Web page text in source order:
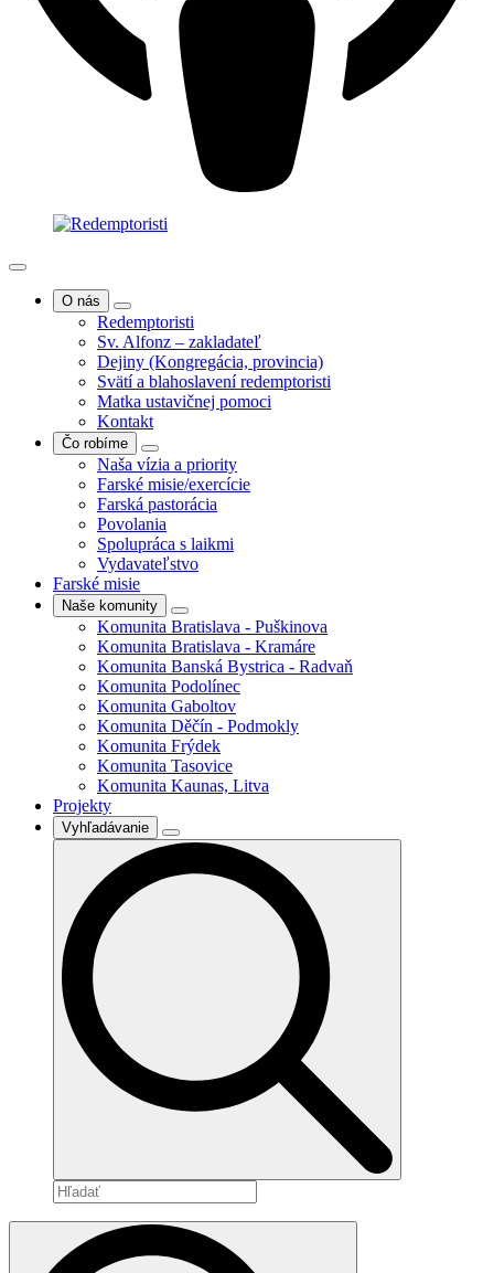
O nás
Redemptoristi
Sv. Alfonz – zakladateľ
Dejiny (Kongregácia, provincia)
Svätí a blahoslavení redemptoristi
Matka ustavičnej pomoci
Kontakt
Čo robíme
Naša vízia a priority
Farské misie/exercície
Farská pastorácia
Povolania
Spolupráca s laikmi
Vydavateľstvo
Farské misie
Naše komunity
Komunita Bratislava - Puškinova
Komunita Bratislava - Kramáre
Komunita Banská Bystrica - Radvaň
Komunita Podolínec
Komunita Gaboltov
Komunita Děčín - Podmokly
Komunita Frýdek
Komunita Tasovice
Komunita Kaunas, Litva
Projekty
Vyhľadávanie
Search